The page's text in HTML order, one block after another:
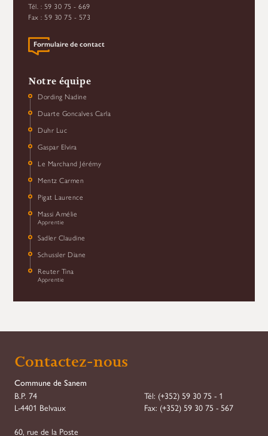
Tél. : 59 30 75 - 669
Fax : 59 30 75 - 573
Formulaire de contact
Notre équipe
Dording Nadine
Duarte Goncalves Carla
Duhr Luc
Gaspar Elvira
Le Marchand Jérémy
Mentz Carmen
Pigat Laurence
Massi Amélie
Apprentie
Sadler Claudine
Schussler Diane
Reuter Tina
Apprentie
Contactez-nous
Commune de Sanem
B.P. 74
L-4401 Belvaux
60, rue de la Poste
Tél: (+352) 59 30 75 - 1
Fax: (+352) 59 30 75 - 567